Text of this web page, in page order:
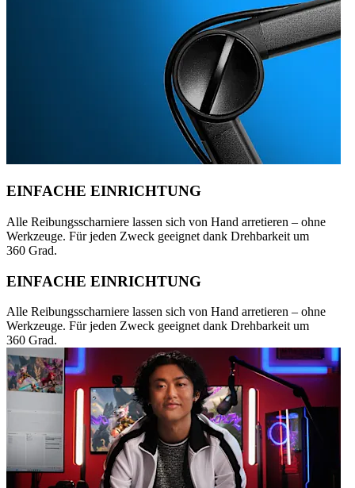
EINFACHE EINRICHTUNG
Alle Reibungsscharniere lassen sich von Hand arretieren – ohne
Werkzeuge. Für jeden Zweck geeignet dank Drehbarkeit um
360 Grad.
EINFACHE EINRICHTUNG
Alle Reibungsscharniere lassen sich von Hand arretieren – ohne
Werkzeuge. Für jeden Zweck geeignet dank Drehbarkeit um
360 Grad.